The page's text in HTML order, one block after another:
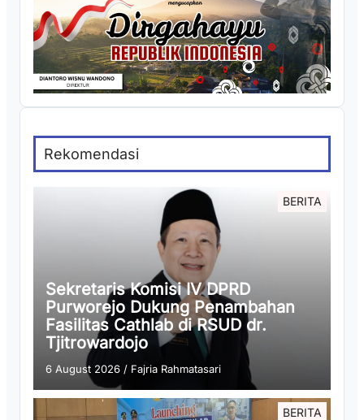
Rekomendasi
BERITA
Sekretaris Komisi IV DPRD
Purworejo Dukung Penambahan
Fasilitas Cathlab di RSUD dr.
Tjitrowardojo
6 August 2026 / Fajria Rahmatasari
BERITA